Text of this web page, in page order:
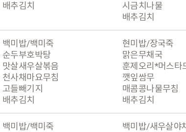
배추김치
시금치나물
배추김치
백미밥/백미죽
순두부호박탕
맛살새우살볶음
천사채마요무침
고들빼기지
배추김치
현미밥/장국죽
맑은무채국
훈제오리*머스타
깻잎쌈무
매콤콩나물무침
배추김치
백미밥/백미죽
백미밥/새우살야